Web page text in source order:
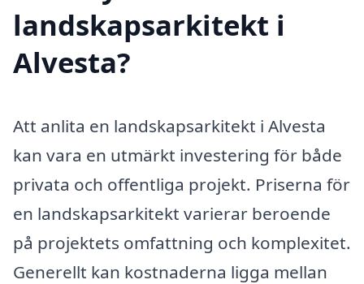
landskapsarkitekt i
Alvesta?
Att anlita en landskapsarkitekt i Alvesta
kan vara en utmärkt investering för både
privata och offentliga projekt. Priserna för
en landskapsarkitekt varierar beroende
på projektets omfattning och komplexitet.
Generellt kan kostnaderna ligga mellan